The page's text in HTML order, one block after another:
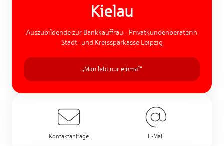
Kielau
Auszubildende zur Bankkauffrau - Privatkundenberaterin
Stadt- und Kreissparkasse Leipzig
,,Man lebt nur einmal“
Kontaktanfrage E-Mail